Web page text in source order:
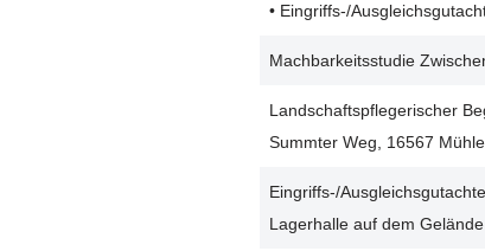
• Eingriffs-/
Machbarkeitsstudie
Landschaftspflegerischer
Summter Weg, 16567
Eingriffs-/
Lagerhalle auf dem